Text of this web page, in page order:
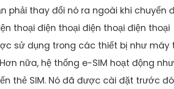
phải thay đổi nó ra ngoài khi chuyển
thoại điện thoại điện thoại điện thoại
sử dụng trong các thiết bị như máy
nữa, hệ thống e-SIM hoạt động như
thẻ SIM. Nó đã được cài đặt trước đó